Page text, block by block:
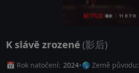
K slávě zrozené (影后)
📅 Rok natočení: 2024 🌎 Země původu: